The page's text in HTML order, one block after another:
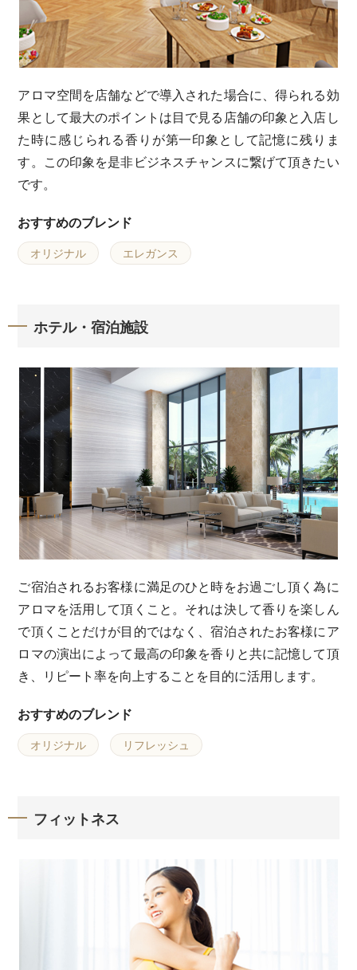
アロマ空間を店舗などで導入された場合に、得られる効
果として最大のポイントは目で見る店舗の印象と入店し
た時に感じられる香りが第一印象として記憶に残りま
す。この印象を是非ビジネスチャンスに繋げて頂きたい
です。
おすすめのブレンド
オリジナル エレガンス
ホテル・宿泊施設
ご宿泊されるお客様に満足のひと時をお過ごし頂く為に
アロマを活用して頂くこと。それは決して香りを楽しん
で頂くことだけが目的ではなく、宿泊されたお客様にア
ロマの演出によって最高の印象を香りと共に記憶して頂
き、リピート率を向上することを目的に活用します。
おすすめのブレンド
オリジナル リフレッシュ
フィットネス